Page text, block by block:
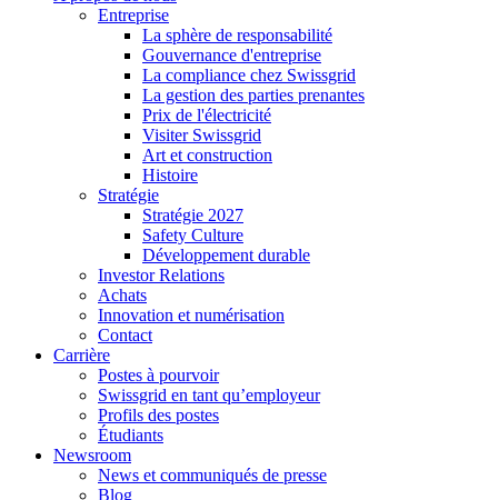
Entreprise
La sphère de responsabilité
Gouvernance d'entreprise
La compliance chez Swissgrid
La gestion des parties prenantes
Prix de l'électricité
Visiter Swissgrid
Art et construction
Histoire
Stratégie
Stratégie 2027
Safety Culture
Développement durable
Investor Relations
Achats
Innovation et numérisation
Contact
Carrière
Postes à pourvoir
Swissgrid en tant qu’employeur
Profils des postes
Étudiants
Newsroom
News et communiqués de presse
Blog